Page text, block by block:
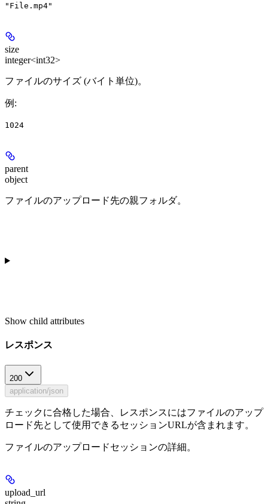
"File.mp4"
size
integer<int32>
ファイルのサイズ (バイト単位)。
例 :
1024
parent
object
ファイルのアップロード先の親フォルダ。
Show child attributes
レスポンス
200
application/json
チェックに合格した場合、レスポンスにはファイルのアップ
ロード先として使用できるセッションURLが含まれます。
ファイルのアップロードセッションの詳細。
upload_url